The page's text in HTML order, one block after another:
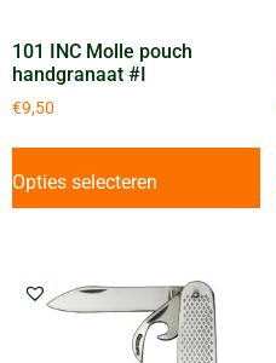
101 INC Molle pouch
handgranaat #I
€9,50
Opties selecteren